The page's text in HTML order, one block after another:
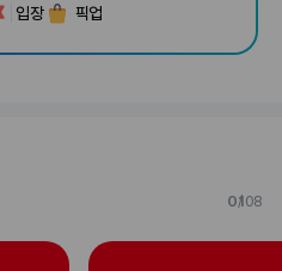
입장 픽업
0108